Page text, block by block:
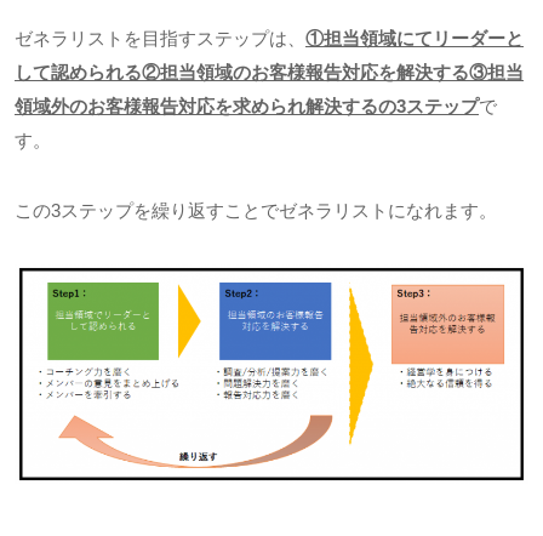
ゼネラリストを目指すステップは、 ①担当領域にてリーダーと
して認められる②担当領域のお客様報告対応を解決する③担当
領域外のお客様報告対応を求められ解決するの3ステップで
す。
この3ステップを繰り返すことでゼネラリストになれます。